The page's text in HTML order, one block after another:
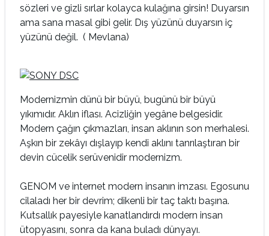
sözleri ve gizli sırlar kolayca kulağına girsin! Duyarsın
ama sana masal gibi gelir. Dış yüzünü duyarsın iç
yüzünü değil. ( Mevlana)
Modernizmin dünü bir büyü, bugünü bir büyü
yıkımıdır. Aklın iflası. Acizliğin yegâne belgesidir.
Modern çağın çıkmazları, insan aklının son merhalesi.
Aşkın bir zekâyı dışlayıp kendi aklını tanrılaştıran bir
devin cücelik serüvenidir modernizm.
GENOM ve internet modern insanın imzası. Egosunu
cilaladı her bir devrim; dikenli bir taç taktı başına.
Kutsallık payesiyle kanatlandırdı modern insan
ütopyasını, sonra da kana buladı dünyayı.